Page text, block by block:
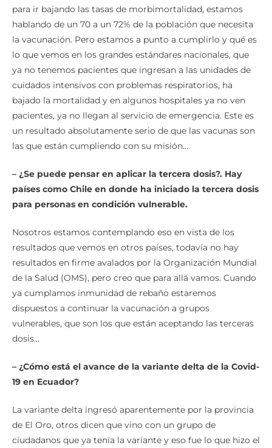
para ir bajando las tasas de morbimortalidad, estamos
hablando de un 70 a un 72% de la población que necesita
la vacunación. Pero estamos a punto a cumplirlo y qué es
lo que vemos en los grandes estándares nacionales, que
ya no tenemos pacientes que ingresan a las unidades de
cuidados intensivos con problemas respiratorios, ha
bajado la mortalidad y en algunos hospitales ya no ven
pacientes, ya no llegan al servicio de emergencia. Este es
un resultado absolutamente serio de que las vacunas son
las que están cumpliendo con su misión…
– ¿Se puede pensar en aplicar la tercera dosis?. Hay
países como Chile en donde ha iniciado la tercera dosis
para personas en condición vulnerable.
Nosotros estamos contemplando eso en vista de los
resultados que vemos en otros países, todavía no hay
resultados en firme avalados por la Organización Mundial
de la Salud (OMS), pero creo que para allá vamos. Cuando
ya cumplamos inmunidad de rebaño estaremos
dispuestos a continuar la vacunación a grupos
vulnerables, que son los que están aceptando las terceras
dosis…
– ¿Cómo está el avance de la variante delta de la Covid-
19 en Ecuador?
La variante delta ingresó aparentemente por la provincia
de El Oro, otros dicen que vino con un grupo de
ciudadanos que ya tenía la variante y eso fue lo que hizo el